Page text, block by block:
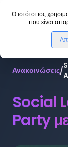
Ο ιστότοπος
που είναι
Ανακοινώσεις/
Social
Party